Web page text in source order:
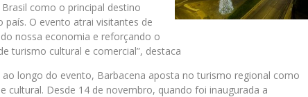
como o principal destino
O evento atrai visitantes de
nossa economia e reforçando o
turismo cultural e comercial”, destaca
longo do evento, Barbacena aposta no turismo regional como
cultural. Desde 14 de novembro, quando foi inaugurada a